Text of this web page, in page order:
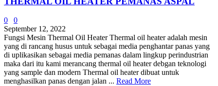
0
0
September 12, 2022
Fungsi Mesin Thermal Oil Heater Thermal oil heater adalah mesin
yang di rancang husus untuk sebagai media penghantar panas yang
di uplikasikan sebagai media pemanas dalam lingkup perindustrian
maka dari itu kami merancang thermal oil heater debgan teknologi
yang sample dan modern Thermal oil heater dibuat untuk
menghasilkan panas dengan jalan ... Read More